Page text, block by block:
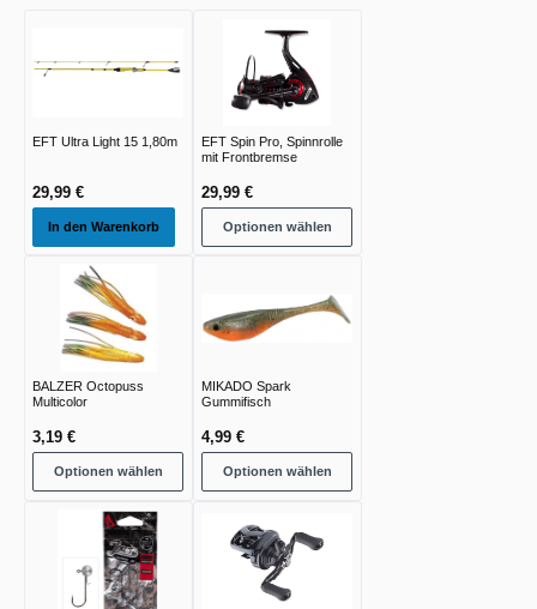
EFT Ultra Light 15 1,80m
29,99 €
In den Warenkorb
EFT Spin Pro, Spinnrolle
mit Frontbremse
29,99 €
Optionen wählen
BALZER Octopuss
Multicolor
3,19 €
Optionen wählen
MIKADO Spark
Gummifisch
4,99 €
Optionen wählen